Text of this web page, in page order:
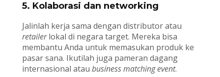
5. Kolaborasi dan networking
Jalinlah kerja sama dengan distributor atau
retailerlokal di negara target. Mereka bisa
membantu Anda untuk memasukan produk ke
pasar sana. Ikutilah juga pameran dagang
internasional atau business matching event.